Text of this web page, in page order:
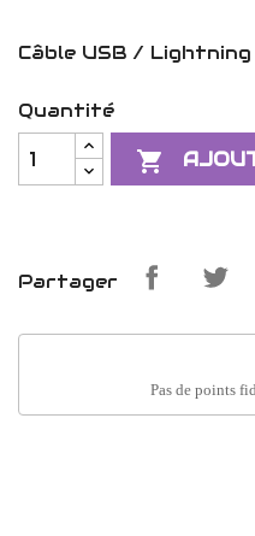
Câble USB / Lightning
Quantité

Partager
Pas de points